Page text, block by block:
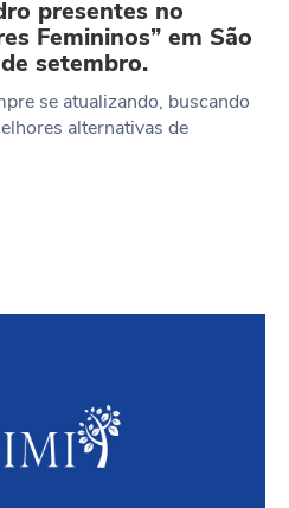
presentes no
Femininos” em São
setembro.
se atualizando, buscando
alternativas de